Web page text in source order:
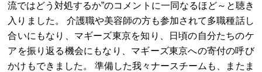
流ではどう対処するか”のコメントに一同なるほど～と聴き
入りました。 介護職や美容師の方も参加されて多職種話し
合いにもなり、マギーズ東京を知り、日頃の自分たちのケ
アを振り返る機会にもなり、マギーズ東京への寄付の呼び
かけもできました。 準備した我々ナースチームも、またま